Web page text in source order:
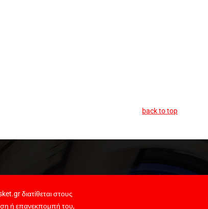
back to top
διατίθεται στους
ή επανεκπομπή του,